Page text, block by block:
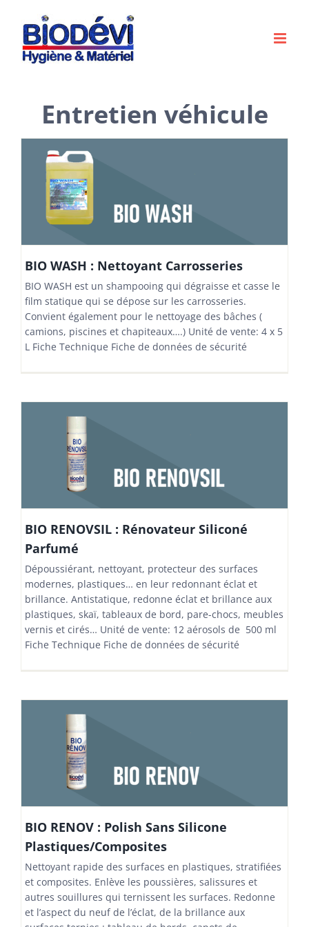
contenu
Entretien véhicule
BIO WASH : Nettoyant Carrosseries
BIO WASH est un shampooing qui dégraisse et casse le
film statique qui se dépose sur les carrosseries.
Convient également pour le nettoyage des bâches (
camions, piscines et chapiteaux….) Unité de vente: 4 x 5
L Fiche Technique Fiche de données de sécurité
BIO RENOVSIL : Rénovateur Siliconé
Parfumé
Dépoussiérant, nettoyant, protecteur des surfaces
modernes, plastiques… en leur redonnant éclat et
brillance. Antistatique, redonne éclat et brillance aux
plastiques, skaï, tableaux de bord, pare-chocs, meubles
vernis et cirés… Unité de vente: 12 aérosols de 500 ml
Fiche Technique Fiche de données de sécurité
BIO RENOV : Polish Sans Silicone
Plastiques/Composites
Nettoyant rapide des surfaces en plastiques, stratifiées
et composites. Enlève les poussières, salissures et
autres souillures qui ternissent les surfaces. Redonne
et l’aspect du neuf de l’éclat, de la brillance aux